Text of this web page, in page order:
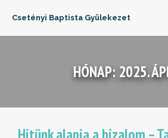
tartalomba
Csetényi Baptista Gyülekezet
HÓNAP: 2025.
Hitünk alapja a bizalom –